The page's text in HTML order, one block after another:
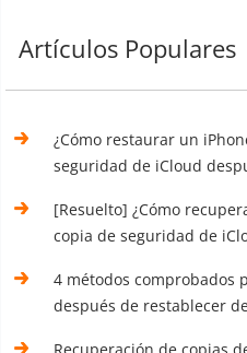
Artículos Populares
¿Cómo restaurar un
seguridad de iCloud
[Resuelto] ¿Cómo
copia de seguridad de
4 métodos comprobados
después de restablecer